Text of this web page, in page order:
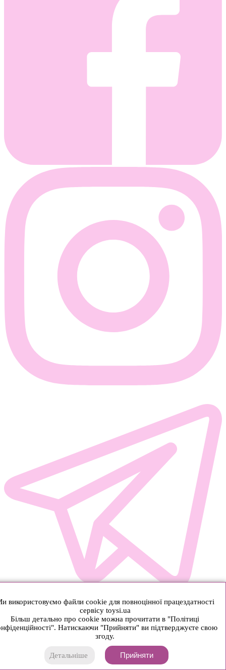
використовуємо файли cookie для повноцінної працездатності
сервісу toysi.ua
Більш детально про cookie можна прочитати в "Політиці
Натискаючи "Прийняти" ви підтверджуєте свою
згоду.
Детальніше Прийняти